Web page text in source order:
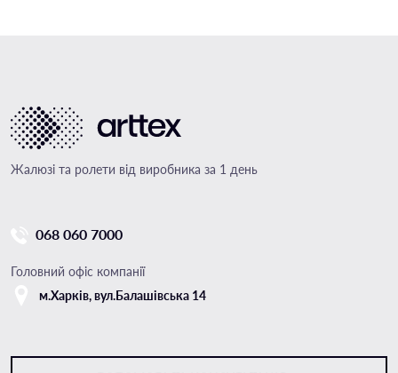
Жалюзі та ролети від виробника за 1 день
068 060 7000
Головний офіс компанії
м.Харкiв, вул.Балашівська 14